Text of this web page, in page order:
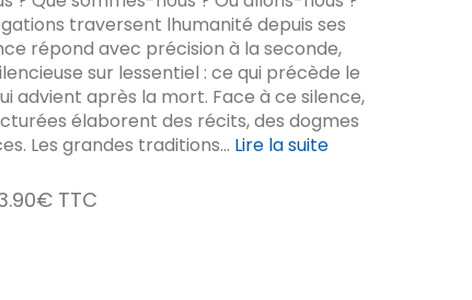
traversent lhumanité depuis ses
répond avec précision à la seconde,
sur lessentiel : ce qui précède le
advient après la mort. Face à ce silence,
élaborent des récits, des dogmes
Les grandes traditions... Lire la suite
TTC